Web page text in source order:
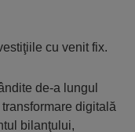
cu venit fix.
de-a lungul
digitală
bilanţului,